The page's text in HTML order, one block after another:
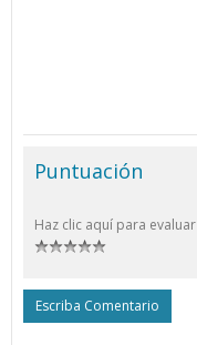
Puntuación
Haz clic aquí para evaluar
Escriba Comentario